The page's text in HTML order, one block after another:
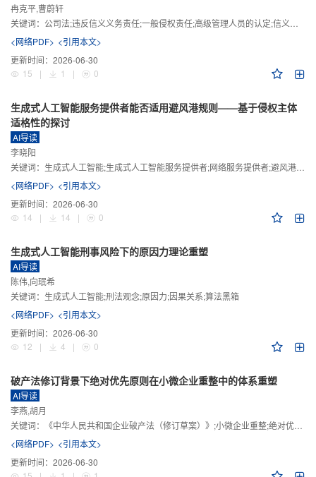
冉克平,曹蔚轩
关键词： 公司法;违反信义义务责任;一般侵权责任;高级管理人员的认定;信义义务
<网络PDF> <引用本文>
更新时间： 2026-06-30
15
| 1 | 0
生成式人工智能服务提供者能否适用避风港规则——基于侵权主体
适格性的探讨
AI导读
李晓阳
关键词： 生成式人工智能;生成式人工智能服务提供者;网络服务提供者;避风港规则;版权责任
<网络PDF> <引用本文>
更新时间： 2026-06-30
14
| 14 | 0
生成式人工智能刑事风险下的原因力理论重塑
AI导读
陈伟,向珉希
关键词： 生成式人工智能;刑法观念;原因力;因果关系;算法黑箱
<网络PDF> <引用本文>
更新时间： 2026-06-30
12
| 4 | 0
破产法修订背景下绝对优先原则在小微企业重整中的体系重塑
AI导读
李燕,胡月
关键词：
《中华人民共和国企业破产法（修订草案）》;小微企业重整;绝对优先原则;股东权益保留;预期可支配收入标准
<网络PDF> <引用本文>
更新时间： 2026-06-30